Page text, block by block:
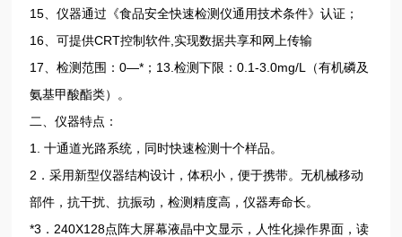
15、仪器通过《食品安全快速检测仪通用技术条件》认证；
16、可提供CRT控制软件,实现数据共享和网上传输
17、检测范围：0—*；13.检测下限：0.1-3.0mg/L（有机磷及
氨基甲酸酯类）。
二、仪器特点：
1. 十通道光路系统，同时快速检测十个样品。
2．采用新型仪器结构设计，体积小，便于携带。无机械移动
部件，抗干扰、抗振动，检测精度高，仪器寿命长。
*3．240X128点阵大屏幕液晶中文显示，人性化操作界面，读